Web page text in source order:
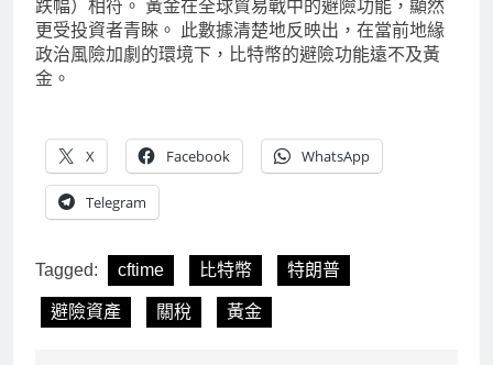
跌幅）相符。 黃金在全球貿易戰中的避險功能，顯然
更受投資者青睞。 此數據清楚地反映出，在當前地緣
政治風險加劇的環境下，比特幣的避險功能遠不及黃
金。
X Facebook WhatsApp
Telegram
Tagged: cftime 比特幣 特朗普
避險資產 關稅 黃金